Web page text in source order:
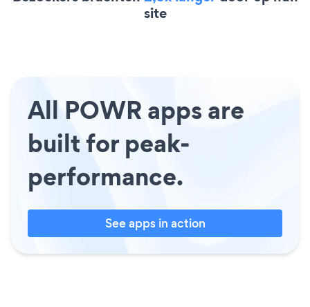
site
All POWR apps are
built for peak-
performance.
See apps in action